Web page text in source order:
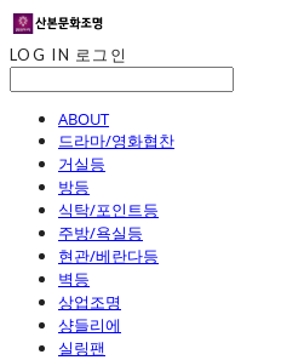
LOG IN 로그인
ABOUT
드라마/영화협찬
거실등
방등
식탁/포인트등
주방/욕실등
현관/베란다등
벽등
상업조명
샹들리에
실링팬